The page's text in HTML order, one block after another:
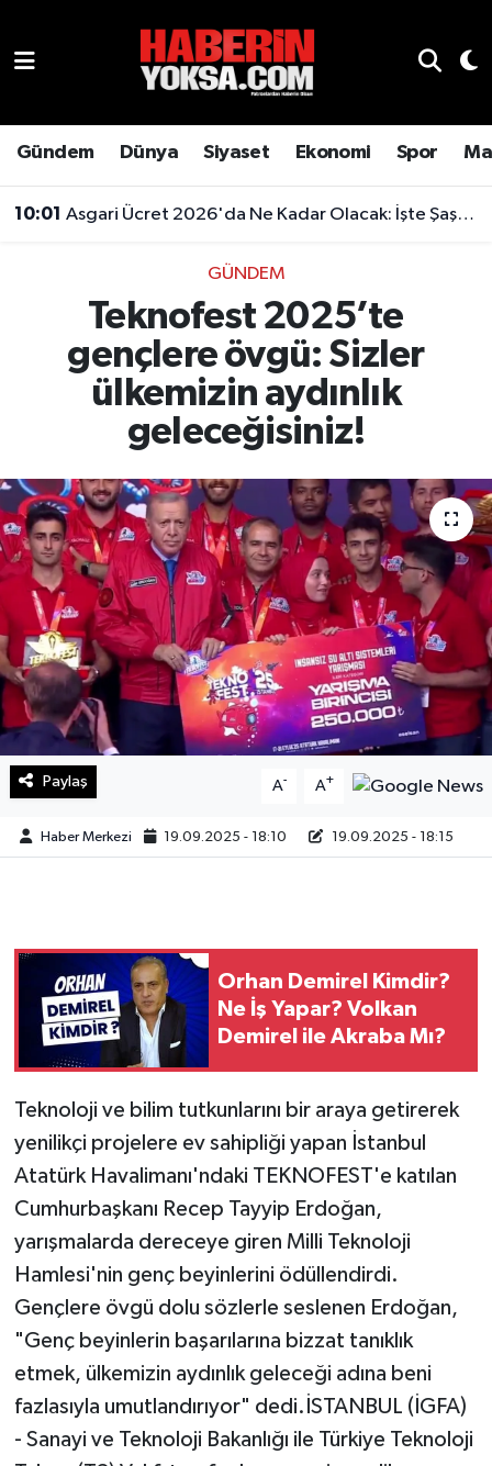
Gündem Dünya Siyaset Ekonomi Spor
10:01 Asgari Ücret 2026'da Ne Kadar Olacak: İşte Şaşırtan Rakam
GÜNDEM
Teknofest 2025’te
gençlere övgü: Sizler
ülkemizin aydınlık
geleceğisiniz!
Paylaş A- A+
Haber Merkezi 19.09.2025 - 18:10 19.09.2025 - 18:15
Orhan Demirel Kimdir?
Ne İş Yapar? Volkan
Demirel ile Akraba Mı?
Teknoloji ve bilim tutkunlarını bir araya getirerek
yenilikçi projelere ev sahipliği yapan İstanbul
Atatürk Havalimanı'ndaki TEKNOFEST'e katılan
Cumhurbaşkanı Recep Tayyip Erdoğan,
yarışmalarda dereceye giren Milli Teknoloji
Hamlesi'nin genç beyinlerini ödüllendirdi.
Gençlere övgü dolu sözlerle seslenen Erdoğan,
"Genç beyinlerin başarılarına bizzat tanıklık
etmek, ülkemizin aydınlık geleceği adına beni
fazlasıyla umutlandırıyor" dedi.İSTANBUL (İGFA)
- Sanayi ve Teknoloji Bakanlığı ile Türkiye Teknoloji
Genel
Gündem
Otomobil
Sağlık
Teknoloji
Yaşam
Hava Durumu
Son Dakika Haberleri
Haber Arşivi